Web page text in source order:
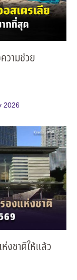
วามช่วย
2026
งชาติให้แล้ว